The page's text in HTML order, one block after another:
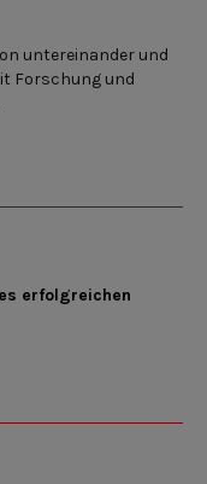
untereinander und
Forschung und
erfolgreichen